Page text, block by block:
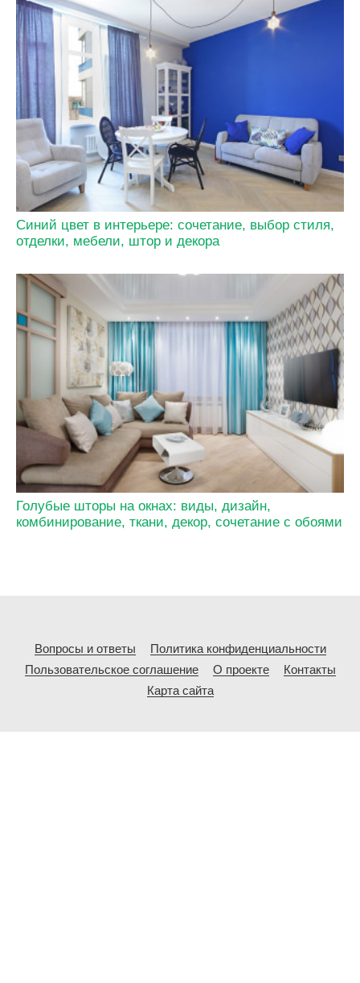
Синий цвет в интерьере: сочетание, выбор стиля,
отделки, мебели, штор и декора
Голубые шторы на окнах: виды, дизайн,
комбинирование, ткани, декор, сочетание с обоями
Вопросы и ответы
Политика конфиденциальности
Пользовательское соглашение
О проекте
Контакты
Карта сайта